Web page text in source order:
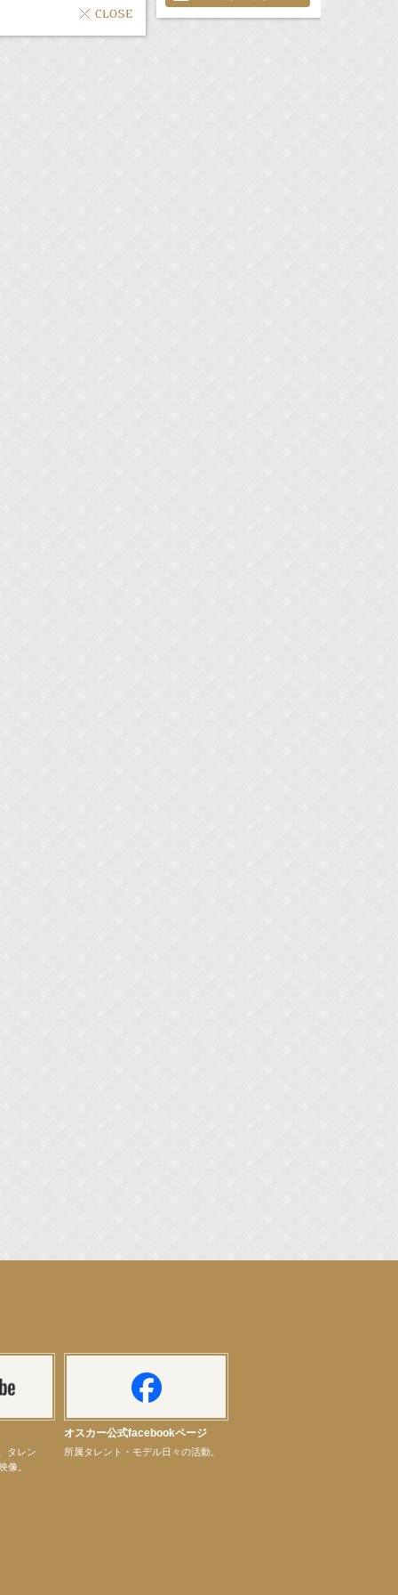
タレン
像。
オスカー公式facebookページ
所属タレント・モデル日々の活動。